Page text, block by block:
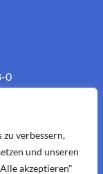
verbessern,
und unseren
akzeptieren"
0